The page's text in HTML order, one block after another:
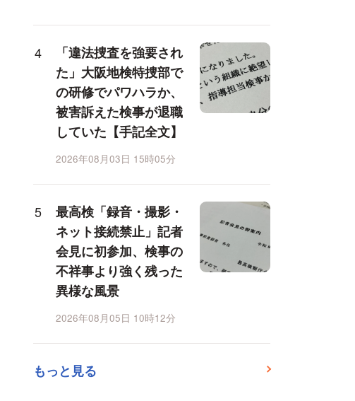
「違法捜査を強要され
た」大阪地検特捜部で
の研修でパワハラか、
被害訴えた検事が退職
していた【手記全文】
2026年08月03日 15時05分
最高検「録音・撮影・
ネット接続禁止」記者
会見に初参加、検事の
不祥事より強く残った
異様な風景
2026年08月05日 10時12分
もっと見る